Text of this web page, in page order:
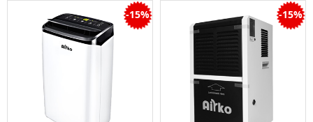
-15% -15%